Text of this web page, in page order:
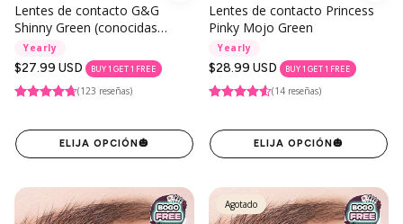
Lentes de contacto G&G
Shinny Green (conocidas
como Puffy 3 tonos)
Yearly
Precio
regular
$27.99 USD BUY 1 GET 1 FREE
(123 reseñas)
ELIJA OPCIÓN 🎃
Lentes de contacto Princess
Pinky Mojo Green
Yearly
Precio
regular
$28.99 USD BUY 1 GET 1 FREE
(14 reseñas)
ELIJA OPCIÓN 🎃
Agotado